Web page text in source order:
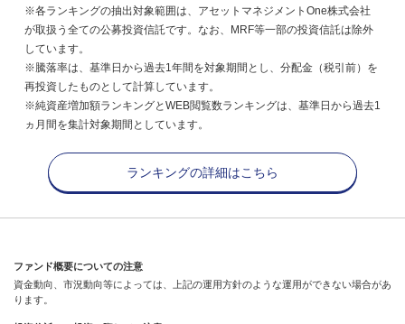
※各ランキングの抽出対象範囲は、アセットマネジメントOne株式会社
が取扱う全ての公募投資信託です。なお、MRF等一部の投資信託は除外
しています。
※騰落率は、基準日から過去1年間を対象期間とし、分配金（税引前）を
再投資したものとして計算しています。
※純資産増加額ランキングとWEB閲覧数ランキングは、基準日から過去1
ヵ月間を集計対象期間としています。
ランキングの詳細はこちら
ファンド概要についての注意
資金動向、市況動向等によっては、上記の運用方針のような運用ができない場合があ
ります。